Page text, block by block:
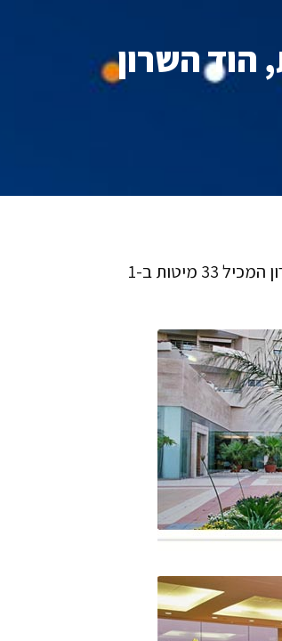
עד 120, מחלקה סיעודית, הוד השרון הינו בית חולים בהוד-השרון המכיל 33 מיטות ב-1